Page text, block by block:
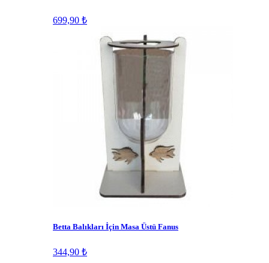
699,90 ₺
Betta Balıkları İçin Masa Üstü Fanus
344,90 ₺